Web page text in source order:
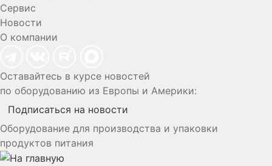
Сервис
Новости
О компании
Оставайтесь в курсе новостей
по оборудованию из Европы и Америки:
Подписаться на новости
Оборудование для производства и упаковки
продуктов питания